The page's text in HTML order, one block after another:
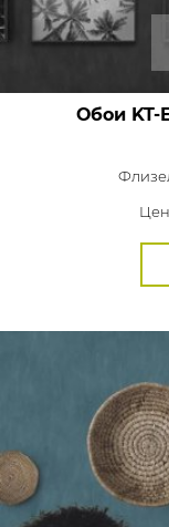
Обои KT-